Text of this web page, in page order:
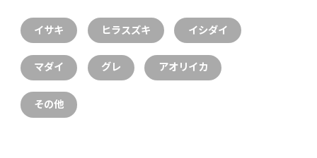
イサキ ヒラスズキ イシダイ
マダイ グレ アオリイカ
その他